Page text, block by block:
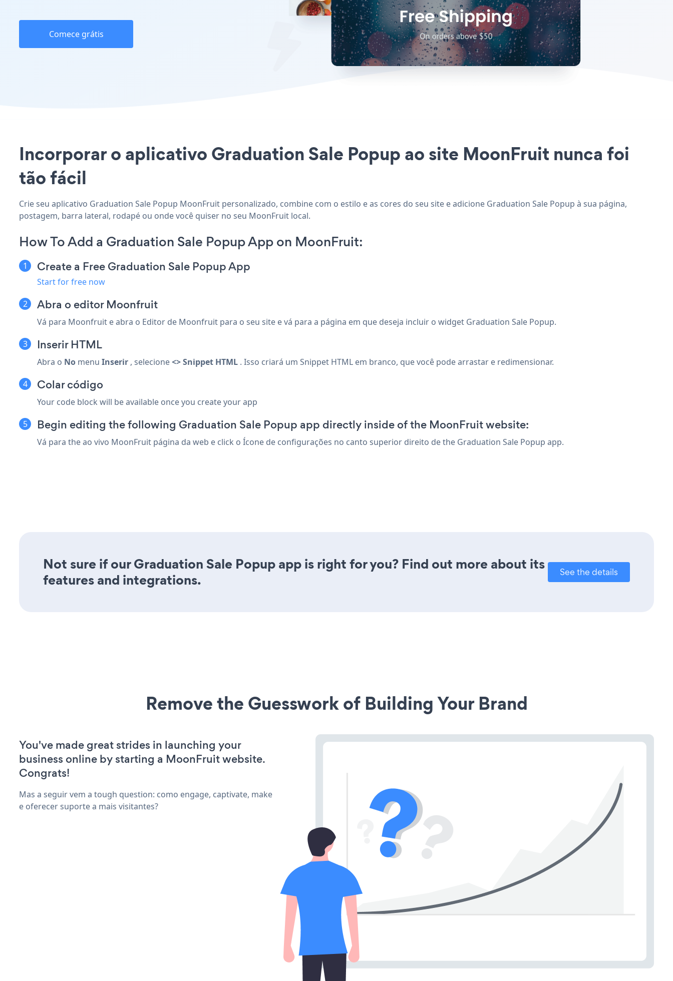
Comece grátis
Incorporar o aplicativo Graduation Sale Popup ao site MoonFruit nunca foi
tão fácil
Crie seu aplicativo Graduation Sale Popup MoonFruit personalizado, combine com o estilo e as cores do seu site e adicione Graduation Sale Popup à sua página,
postagem, barra lateral, rodapé ou onde você quiser no seu MoonFruit local.
How To Add a Graduation Sale Popup App on MoonFruit:
Create a Free Graduation Sale Popup App
Start for free now
Abra o editor Moonfruit
Vá para Moonfruit e abra o Editor de Moonfruit para o seu site e vá para a página em que deseja incluir o widget Graduation Sale Popup.
Inserir HTML
Abra o No menu Inserir , selecione<> Snippet HTML . Isso criará um Snippet HTML em branco, que você pode arrastar e redimensionar.
Colar código
Your code block will be available once you create your app
Begin editing the following Graduation Sale Popup app directly inside of the MoonFruit website:
Vá para the ao vivo MoonFruit página da web e click o Ícone de configurações no canto superior direito de the Graduation Sale Popup app.
Not sure if our Graduation Sale Popup app is right for you? Find out more about its
features and integrations.
See the details
Remove the Guesswork of Building Your Brand
You've made great strides in launching your
business online by starting a MoonFruit website.
Congrats!
Mas a seguir vem a tough question: como engage, captivate, make
e oferecer suporte a mais visitantes?